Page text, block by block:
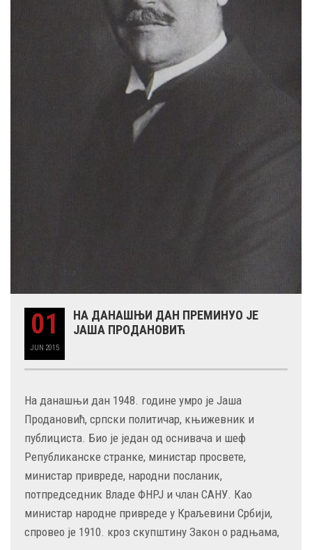
01
JUN 2015
НА ДАНАШЊИ ДАН ПРЕМИНУО ЈЕ
ЈАША ПРОДАНОВИЋ
На данашњи дан 1948. године умро је Јаша
Продановић, српски политичар, књижевник и
публициста. Био је један од оснивача и шеф
Републиканске странке, министар просвете,
министар привреде, народни посланик,
потпредседник Владе ФНРЈ и члан САНУ. Као
министар народне привреде у Краљевини Србији,
спровео је 1910. кроз скупштину Закон о радњама,